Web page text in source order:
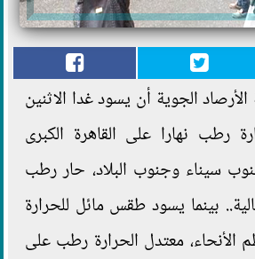
الجوية أن يسود غدا الاثنين
رطب نهارا على القاهرة الكبرى
سيناء وجنوب البلاد، حار رطب
بينما يسود طقس مائل للحرارة
معتدل الحرارة رطب على